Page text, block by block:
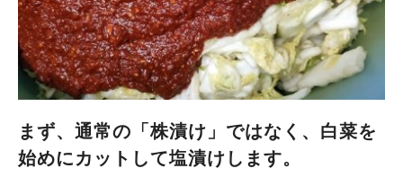
まず、通常の「株漬け」ではなく、白菜を
始めにカットして塩漬けします。